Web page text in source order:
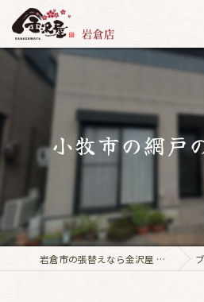
小牧市の網戸
岩倉市の張替えなら金沢屋 岩倉店 ブログ